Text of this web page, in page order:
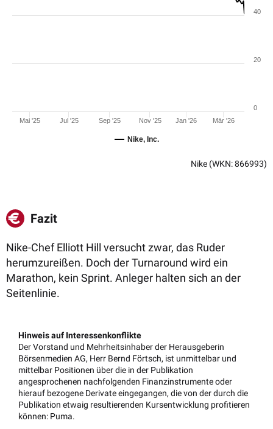
Nike, Inc.
Mai '25 Jul '25 Sep '25 Nov '25 Jan '26 Mär '26
0
20
40
Nike (WKN: 866993)
Fazit
Nike-Chef Elliott Hill versucht zwar, das Ruder
herumzureißen. Doch der Turnaround wird ein
Marathon, kein Sprint. Anleger halten sich an der
Seitenlinie.
Hinweis auf Interessenkonflikte
Der Vorstand und Mehrheitsinhaber der Herausgeberin
Börsenmedien AG, Herr Bernd Förtsch, ist unmittelbar und
mittelbar Positionen über die in der Publikation
angesprochenen nachfolgenden Finanzinstrumente oder
hierauf bezogene Derivate eingegangen, die von der durch die
Publikation etwaig resultierenden Kursentwicklung profitieren
können: Puma.